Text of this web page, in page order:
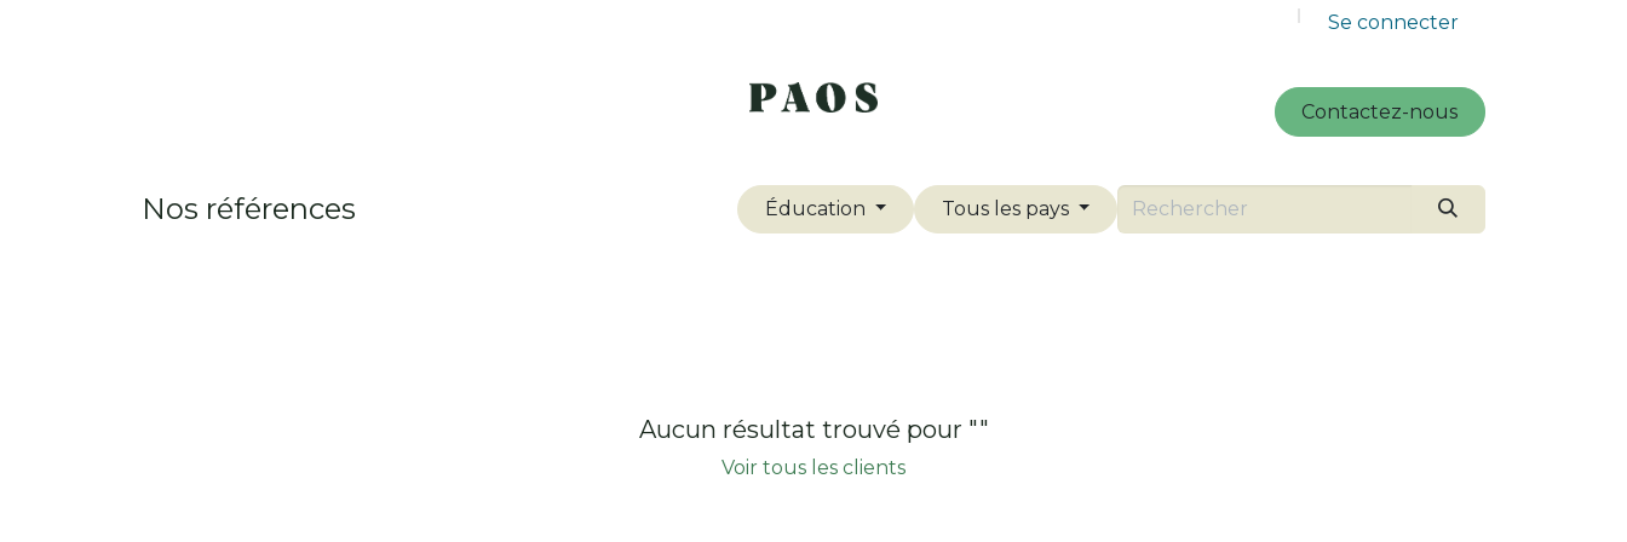
Se connecter
Contactez-nous
Nos références Éducation Tous les pays
Aucun résultat trouvé pour ""
Voir tous les clients